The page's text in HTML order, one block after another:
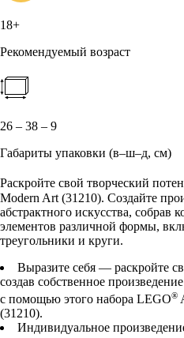
18+
Рекомендуемый возраст
26 – 38 – 9
Габариты упаковки (в–ш–д, см)
Раскройте свой творческий
Modern Art (31210). Создайте
абстрактного искусства, собрав
элементов различной формы,
треугольники и круги.
Выразите себя — раскройте
создав собственное
с помощью этого набора LEGO®
(31210).
Индивидуальное